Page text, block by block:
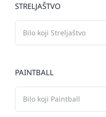
STRELJAŠTVO
PAINTBALL